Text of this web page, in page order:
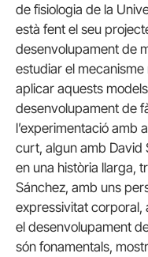
de fisiologia de la
està fent el seu
desenvolupament de
estudiar el
aplicar aquests
desenvolupament de
l’experimentació amb
curt, algun amb David
en una història llarga,
Sánchez, amb uns
expressivitat corporal,
el desenvolupament
són fonamentals,